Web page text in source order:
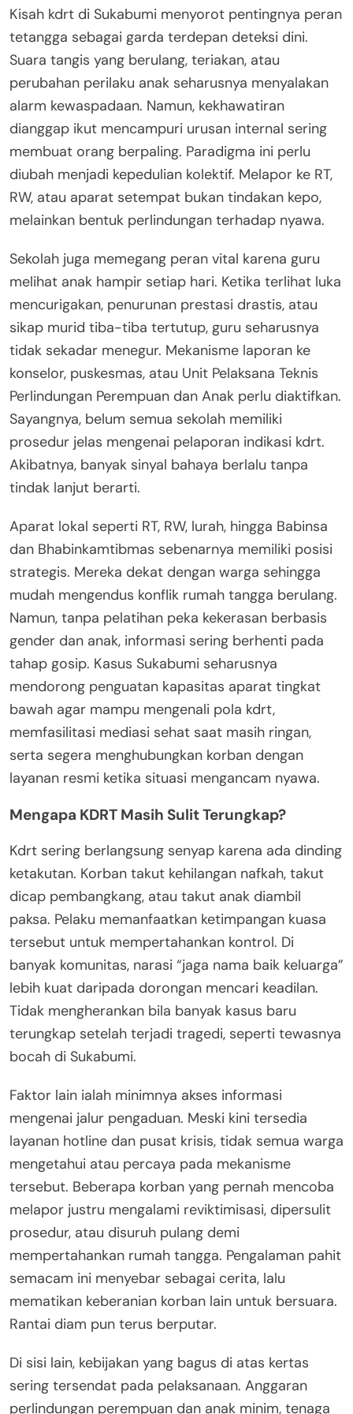
Kisah kdrt di Sukabumi menyorot pentingnya peran
tetangga sebagai garda terdepan deteksi dini.
Suara tangis yang berulang, teriakan, atau
perubahan perilaku anak seharusnya menyalakan
alarm kewaspadaan. Namun, kekhawatiran
dianggap ikut mencampuri urusan internal sering
membuat orang berpaling. Paradigma ini perlu
diubah menjadi kepedulian kolektif. Melapor ke RT,
RW, atau aparat setempat bukan tindakan kepo,
melainkan bentuk perlindungan terhadap nyawa.
Sekolah juga memegang peran vital karena guru
melihat anak hampir setiap hari. Ketika terlihat luka
mencurigakan, penurunan prestasi drastis, atau
sikap murid tiba-tiba tertutup, guru seharusnya
tidak sekadar menegur. Mekanisme laporan ke
konselor, puskesmas, atau Unit Pelaksana Teknis
Perlindungan Perempuan dan Anak perlu diaktifkan.
Sayangnya, belum semua sekolah memiliki
prosedur jelas mengenai pelaporan indikasi kdrt.
Akibatnya, banyak sinyal bahaya berlalu tanpa
tindak lanjut berarti.
Aparat lokal seperti RT, RW, lurah, hingga Babinsa
dan Bhabinkamtibmas sebenarnya memiliki posisi
strategis. Mereka dekat dengan warga sehingga
mudah mengendus konflik rumah tangga berulang.
Namun, tanpa pelatihan peka kekerasan berbasis
gender dan anak, informasi sering berhenti pada
tahap gosip. Kasus Sukabumi seharusnya
mendorong penguatan kapasitas aparat tingkat
bawah agar mampu mengenali pola kdrt,
memfasilitasi mediasi sehat saat masih ringan,
serta segera menghubungkan korban dengan
layanan resmi ketika situasi mengancam nyawa.
Mengapa KDRT Masih Sulit Terungkap?
Kdrt sering berlangsung senyap karena ada dinding
ketakutan. Korban takut kehilangan nafkah, takut
dicap pembangkang, atau takut anak diambil
paksa. Pelaku memanfaatkan ketimpangan kuasa
tersebut untuk mempertahankan kontrol. Di
banyak komunitas, narasi “jaga nama baik keluarga”
lebih kuat daripada dorongan mencari keadilan.
Tidak mengherankan bila banyak kasus baru
terungkap setelah terjadi tragedi, seperti tewasnya
bocah di Sukabumi.
Faktor lain ialah minimnya akses informasi
mengenai jalur pengaduan. Meski kini tersedia
layanan hotline dan pusat krisis, tidak semua warga
mengetahui atau percaya pada mekanisme
tersebut. Beberapa korban yang pernah mencoba
melapor justru mengalami reviktimisasi, dipersulit
prosedur, atau disuruh pulang demi
mempertahankan rumah tangga. Pengalaman pahit
semacam ini menyebar sebagai cerita, lalu
mematikan keberanian korban lain untuk bersuara.
Rantai diam pun terus berputar.
Di sisi lain, kebijakan yang bagus di atas kertas
sering tersendat pada pelaksanaan. Anggaran
perlindungan perempuan dan anak minim, tenaga